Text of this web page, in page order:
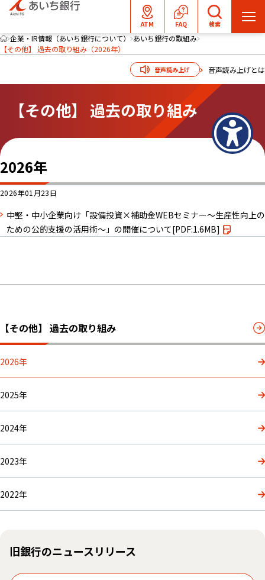
ATM FAQ 検索
メ
ニ
ュ
ー
企業・IR情報（あいち銀行について）
あいち銀行の取組み
【その他】 過去の取り組み（2026年）
音声読み上げ 音声読み上げとは
【その他】 過去の取り組み
2026年
2026年01月23日
中堅・中小企業向け「設備投資×補助金WEBセミナー～生産性向上の
ための公的支援の活用術～」の開催について[PDF:1.6MB]
【その他】 過去の取り組み
2026年
2025年
2024年
2023年
2022年
旧銀行のニュースリリース